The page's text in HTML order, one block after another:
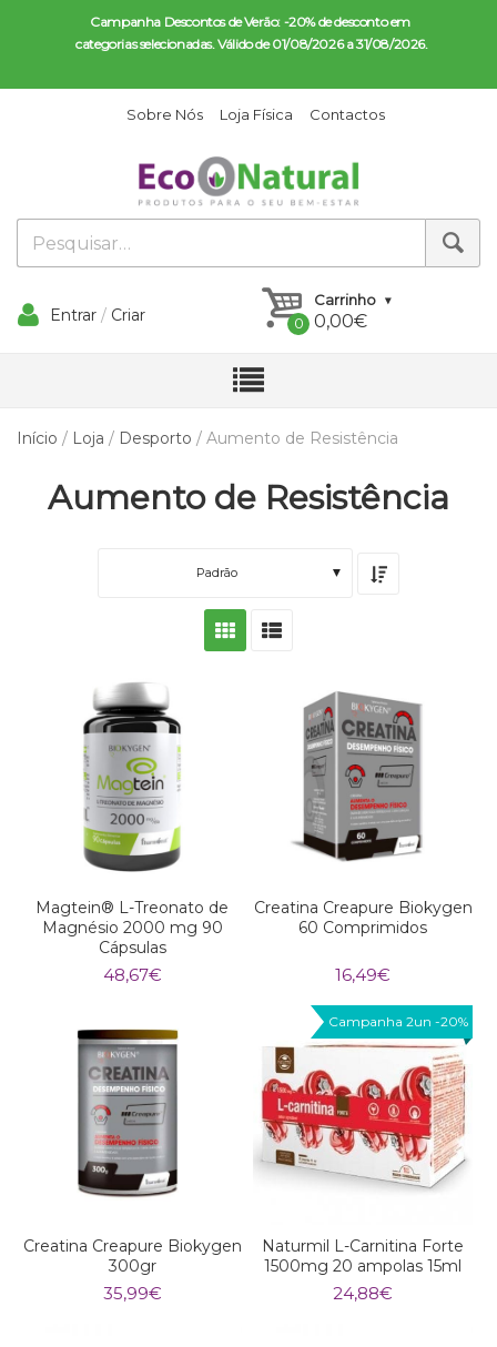
Sobre Nós Loja Física Contactos
Entrar / Criar
Carrinho
0,00€
Início / Loja / Desporto / Aumento de Resistência
Aumento de Resistência
Padrão
Magtein® L-Treonato de
Magnésio 2000 mg 90
Cápsulas
48,67€
Creatina Creapure Biokygen
60 Comprimidos
16,49€
Creatina Creapure Biokygen
300gr
35,99€
Campanha 2un -20%
Naturmil L-Carnitina Forte
1500mg 20 ampolas 15ml
24,88€
Campanha Descontos de Verão: -20% de desconto em
categorias selecionadas. Válido de 01/08/2026 a 31/08/2026.